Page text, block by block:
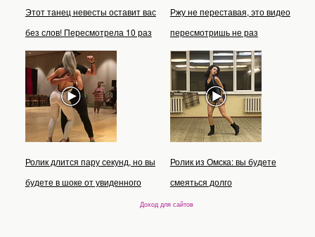
Этот танец невесты оставит вас
без слов! Пересмотрела 10 раз
Ржу не переставая, это видео
пересмотришь не раз
Ролик длится пару секунд, но вы
будете в шоке от увиденного
Ролик из Омска: вы будете
смеяться долго
Доход для сайтов